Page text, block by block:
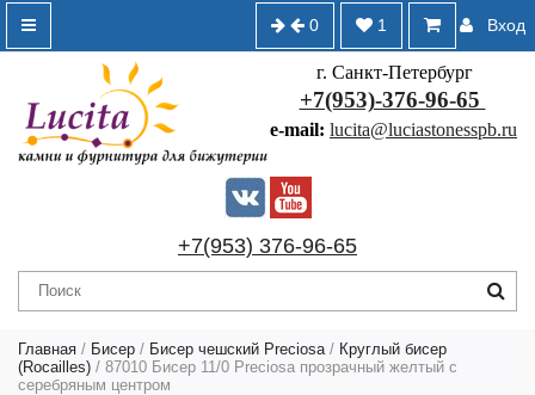
Вход
1
0
г. Санкт-Петербург
+7(953)-376-96-65
e-mail: lucita@luciastonesspb.ru
+7(953) 376-96-65
Главная / Бисер / Бисер чешский Preciosa / Круглый бисер
(Rocailles) / 87010 Бисер 11/0 Preciosa прозрачный желтый с
серебряным центром